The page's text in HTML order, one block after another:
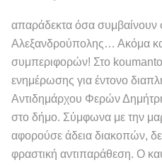
απαράδεκτα όσα συμβαίνουν
Αλεξανδρούπολης… Ακόμα
συμπεριφορών! Στο
ενημέρωσης για έντονο
Αντιδημάρχου Φερών
στο δήμο. Σύμφωνα με την
αφορούσε άδεια διακοπών,
φραστική αντιπαράθεση. Ο